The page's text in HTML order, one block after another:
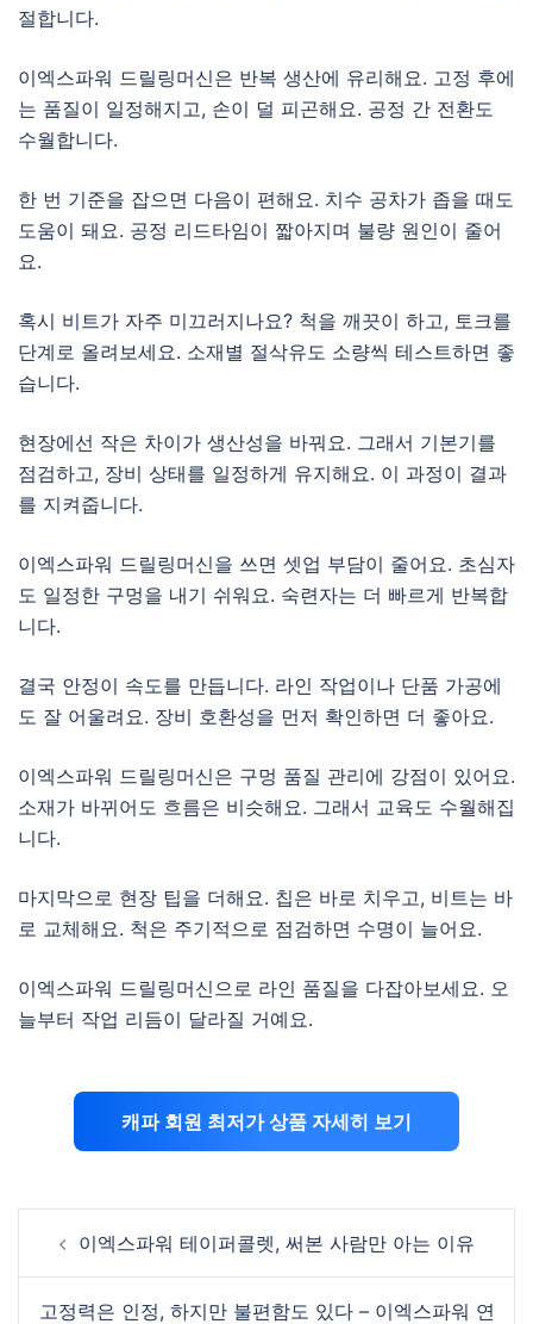
절합니다.
이엑스파워 드릴링머신은 반복 생산에 유리해요. 고정 후에
는 품질이 일정해지고, 손이 덜 피곤해요. 공정 간 전환도
수월합니다.
한 번 기준을 잡으면 다음이 편해요. 치수 공차가 좁을 때도
도움이 돼요. 공정 리드타임이 짧아지며 불량 원인이 줄어
요.
혹시 비트가 자주 미끄러지나요? 척을 깨끗이 하고, 토크를
단계로 올려보세요. 소재별 절삭유도 소량씩 테스트하면 좋
습니다.
현장에선 작은 차이가 생산성을 바꿔요. 그래서 기본기를
점검하고, 장비 상태를 일정하게 유지해요. 이 과정이 결과
를 지켜줍니다.
이엑스파워 드릴링머신을 쓰면 셋업 부담이 줄어요. 초심자
도 일정한 구멍을 내기 쉬워요. 숙련자는 더 빠르게 반복합
니다.
결국 안정이 속도를 만듭니다. 라인 작업이나 단품 가공에
도 잘 어울려요. 장비 호환성을 먼저 확인하면 더 좋아요.
이엑스파워 드릴링머신은 구멍 품질 관리에 강점이 있어요.
소재가 바뀌어도 흐름은 비슷해요. 그래서 교육도 수월해집
니다.
마지막으로 현장 팁을 더해요. 칩은 바로 치우고, 비트는 바
로 교체해요. 척은 주기적으로 점검하면 수명이 늘어요.
이엑스파워 드릴링머신으로 라인 품질을 다잡아보세요. 오
늘부터 작업 리듬이 달라질 거예요.
캐파 회원 최저가 상품 자세히 보기
navigation
이엑스파워 테이퍼콜렛, 써본 사람만 아는 이유
고정력은 인정, 하지만 불편함도 있다 – 이엑스파워 연